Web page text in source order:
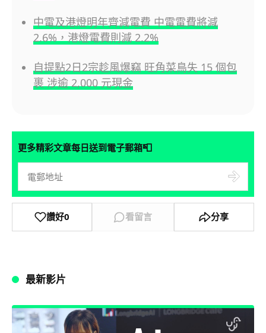
中電及港燈明年齊減電費 中電電費將減
2.6%，港燈電費則減 2.2%
自提點2日2宗趁風爆竊 旺角菜鳥失 15 個包
裹 涉逾 2,000 元現金
更多精彩文章每日送到電子郵箱📮
讚好0 看留言 分享
最新影片